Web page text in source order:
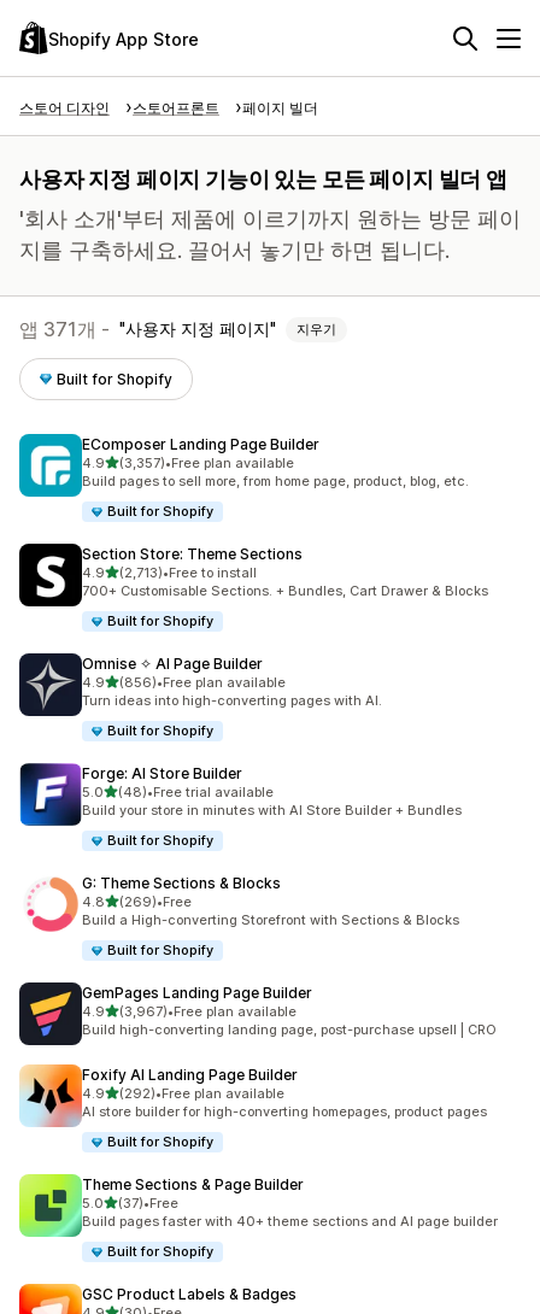
Shopify App Store
스토어 디자인 스토어프론트 페이지 빌더
사용자 지정 페이지 기능이 있는 모든 페이지 빌더 앱
'회사 소개'부터 제품에 이르기까지 원하는 방문 페이
지를 구축하세요. 끌어서 놓기만 하면 됩니다.
앱 371개 - 사용자 지정 페이지 지우기
Built for Shopify
EComposer Landing Page Builder
4.9별 5개 중
(3,357)
총 리뷰 3357개
•Free plan available
Build pages to sell more, from home page, product, blog, etc.
Built for Shopify
Section Store: Theme Sections
4.9별 5개 중
(2,713)
총 리뷰 2713개
•Free to install
700+ Customisable Sections. + Bundles, Cart Drawer & Blocks
Built for Shopify
Omnise ✧ AI Page Builder
4.9별 5개 중
(856)
총 리뷰 856개
•Free plan available
Turn ideas into high-converting pages with AI.
Built for Shopify
Forge: AI Store Builder
5.0별 5개 중
(48)
총 리뷰 48개
•Free trial available
Build your store in minutes with AI Store Builder + Bundles
Built for Shopify
G: Theme Sections & Blocks
4.8별 5개 중
(269)
총 리뷰 269개
•Free
Build a High-converting Storefront with Sections & Blocks
Built for Shopify
GemPages Landing Page Builder
4.9별 5개 중
(3,967)
총 리뷰 3967개
•Free plan available
Build high-converting landing page, post-purchase upsell | CRO
Foxify AI Landing Page Builder
4.9별 5개 중
(292)
총 리뷰 292개
•Free plan available
AI store builder for high-converting homepages, product pages
Built for Shopify
Theme Sections & Page Builder
5.0별 5개 중
(37)
총 리뷰 37개
•Free
Build pages faster with 40+ theme sections and AI page builder
Built for Shopify
GSC Product Labels & Badges